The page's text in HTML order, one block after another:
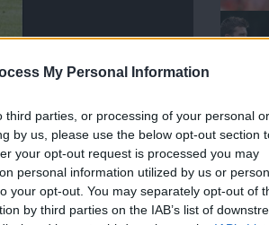
My Personal Information
parties, or processing of your personal or
by us, please use the below opt-out section
your opt-out request is processed you may
personal information utilized by us or
your opt-out. You may separately opt-out of
by third parties on the IAB’s list of
csapata ellen
United szurkoló,
aggódik a Unitedért,
hihetetlen játékkal